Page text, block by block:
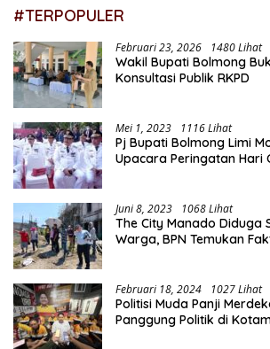
#TERPOPULER
Februari 23, 2026 1480 Lihat
Wakil Bupati Bolmong
Konsultasi Publik RKPD
Mei 1, 2023 1116 Lihat
Pj Bupati Bolmong Limi
Upacara Peringatan Hari
Juni 8, 2023 1068 Lihat
The City Manado Diduga
Warga, BPN Temukan
Februari 18, 2024 1027 Lihat
Politisi Muda Panji
Panggung Politik di